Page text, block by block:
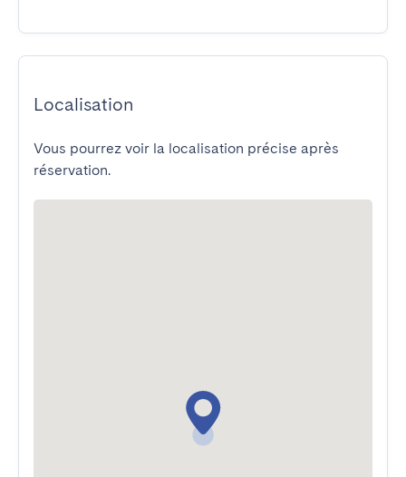
Localisation
Vous pourrez voir la localisation précise après
réservation.